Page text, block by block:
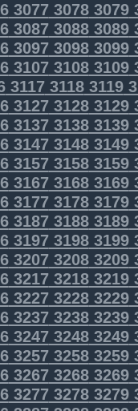
307730783079
308730883089
309730983099
310731083109
311731183119
312731283129
313731383139
314731483149
315731583159
316731683169
317731783179
318731883189
319731983199
320732083209
321732183219
322732283229
323732383239
324732483249
325732583259
326732683269
327732783279